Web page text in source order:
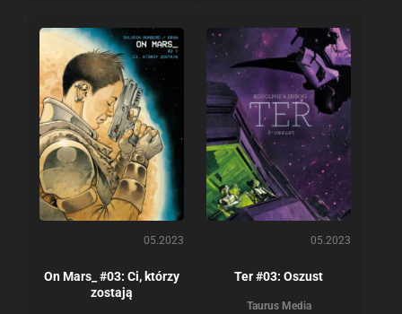
05.2023
On Mars_ #03: Ci, którzy
zostają
05.2023
Ter #03: Oszust
Taurus Media